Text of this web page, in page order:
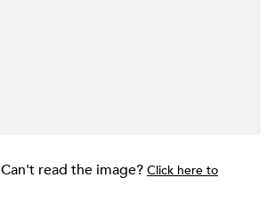
Can't read the image?Click here to